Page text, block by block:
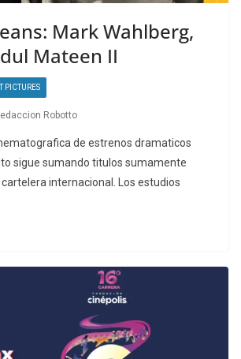
Mark Wahlberg,
Mateen II
PICTURES
Robotto
de estrenos dramaticos
sigue sumando titulos sumamente
internacional. Los estudios